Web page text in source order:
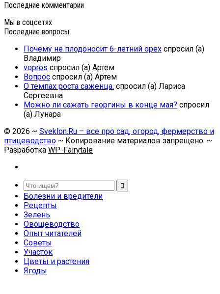
Последние комментарии
Мы в соцсетях
Последние вопросы
Почему не плодоносит 6-летний орех спросил (а)
Владимир
vopros спросил (а) Артем
Вопрос спросил (а) Артем
О темпах роста саженца. спросил (а) Лариса
Сергеевна
Можно ли сажать георгины в конце мая? спросил
(а) Лунара
© 2026 ~ Sveklon.Ru – все про сад, огород, фермерство и
птицеводство ~ Копирование материалов запрещено. ~
Разработка WP-Fairytale
Болезни и вредители
Рецепты
Зелень
Овощеводство
Опыт читателей
Советы
Участок
Цветы и растения
Ягоды